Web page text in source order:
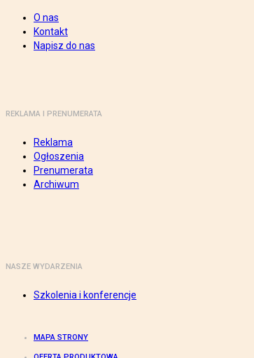
O nas
Kontakt
Napisz do nas
REKLAMA I PRENUMERATA
Reklama
Ogłoszenia
Prenumerata
Archiwum
NASZE WYDARZENIA
Szkolenia i konferencje
MAPA STRONY